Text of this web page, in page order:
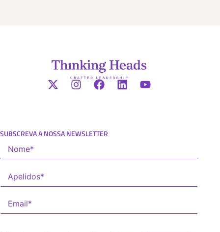
SUBSCREVA A NOSSA NEWSLETTER